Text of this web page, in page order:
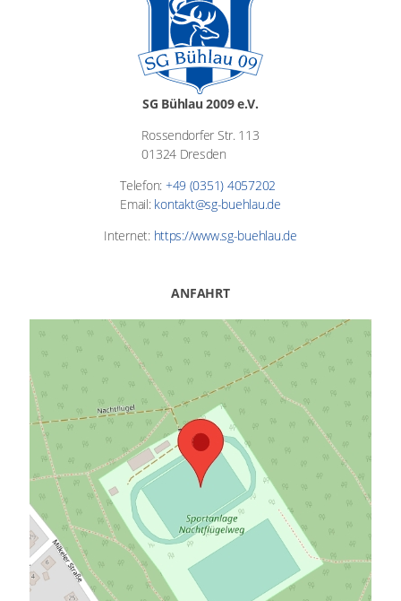
SG Bühlau 2009 e.V.
Rossendorfer Str. 113
01324 Dresden
Telefon: +49 (0351) 4057202
Email: kontakt@sg-buehlau.de
Internet: https://www.sg-buehlau.de
ANFAHRT